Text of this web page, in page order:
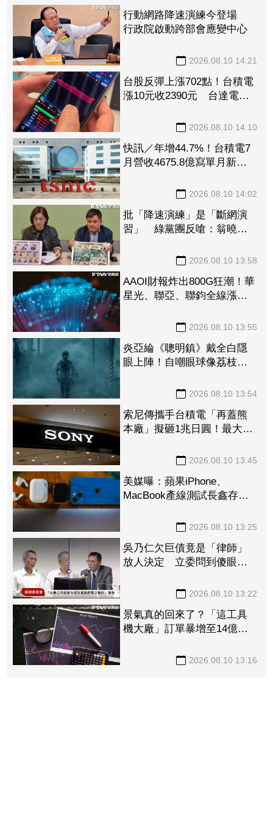
行動網路降速演練今登場
行政院啟動跨部會應變中心
2026.08.10 14:21
台股反彈上漲702點！台積電
漲10元收2390元 台達電飆
2026.08.10 14:10
快訊／年增44.7%！台積電7
月營收4675.8億寫單月新
2026.08.10 14:02
批「降速演練」是「斷網演
習」 綠黨團反嗆：翁曉玲
2026.08.10 13:58
AAOI財報炸出800G狂潮！華
星光、聯亞、聯鈞全線漲
2026.08.10 13:55
炎亞綸《聰明鎮》戴全白隱
眼上陣！自嘲眼球像荔枝
2026.08.10 13:54
索尼傳攜手台積電「再蓋熊
本廠」擬砸1兆日圓！最大股
2026.08.10 13:45
美媒曝：蘋果iPhone、
MacBook產線測試長鑫存儲
2026.08.10 13:25
吳乃仁欠巨債竟是「律師」
放人決定 立委問到傻眼：
2026.08.10 13:22
景氣真的回來了？「這工具
機大廠」訂單暴增至14億
到年底、EPS一次看2026.08.10 13:16